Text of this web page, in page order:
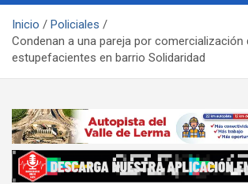
Inicio
Policiales
Condenan a una pareja por comercialización
estupefacientes en barrio Solidaridad